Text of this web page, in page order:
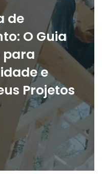
de
O Guia
para
e
Projetos